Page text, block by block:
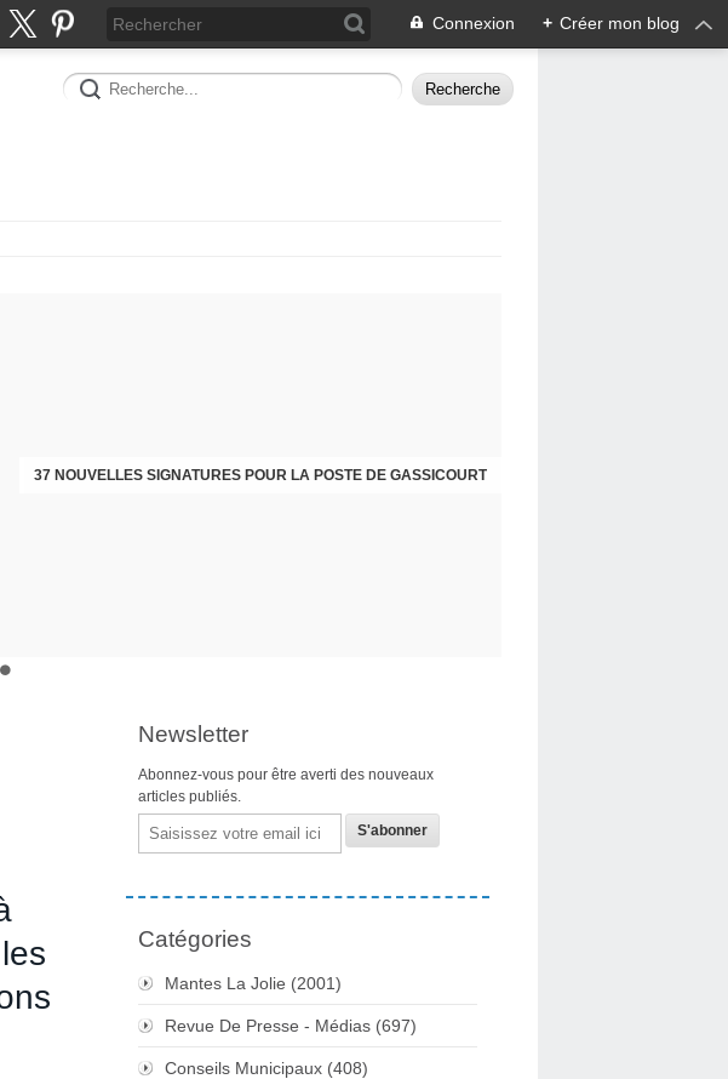
Connexion + Créer mon blog
37 NOUVELLES SIGNATURES POUR LA POSTE DE GASSICOURT
DIMANCHE 25 JANVIER, JE VOUS INVITE
Newsletter
Abonnez-vous pour être averti des nouveaux
articles publiés.
Email
Catégories
Mantes La Jolie (2001)
Revue De Presse - Médias (697)
Conseils Municipaux (408)